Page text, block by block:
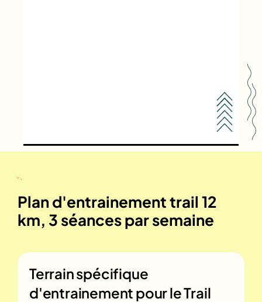
Plan d'entrainement trail 12
km, 3 séances par semaine
Terrain spécifique
d'entrainement pour leTrail